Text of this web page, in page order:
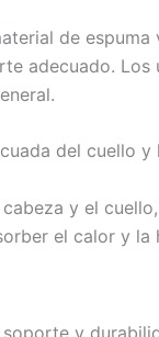
de
adecuado.
del cuello
y el
el calor y la
y